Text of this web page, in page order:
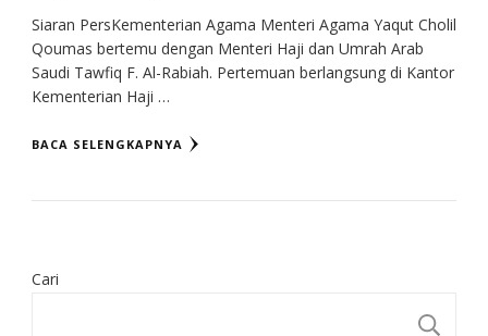
Siaran PersKementerian Agama Menteri Agama Yaqut Cholil
Qoumas bertemu dengan Menteri Haji dan Umrah Arab
Saudi Tawfiq F. Al-Rabiah. Pertemuan berlangsung di Kantor
Kementerian Haji …
BACA SELENGKAPNYA
Cari